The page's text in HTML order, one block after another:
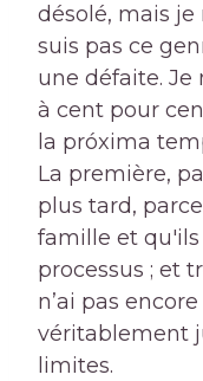
désolé, mais je
suis pas ce
une défaite. Je
à cent pour
la próxima
La première,
plus tard,
famille et
processus ; et
n’ai pas
véritablement
limites.